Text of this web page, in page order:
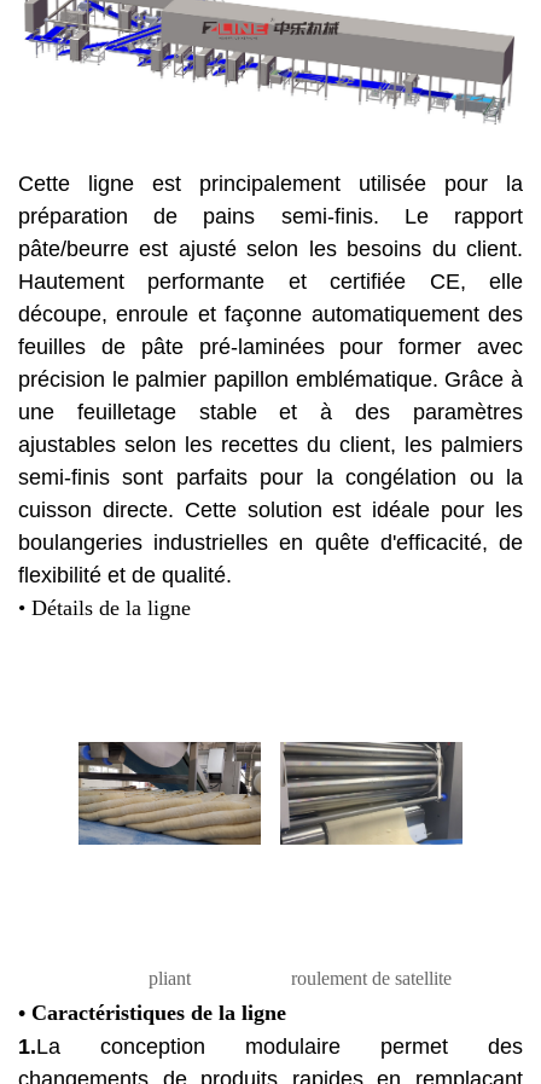
Cette ligne est principalement utilisée pour la
préparation de pains semi-finis. Le rapport
pâte/beurre est ajusté selon les besoins du client.
Hautement performante et certifiée CE, elle
découpe, enroule et façonne automatiquement des
feuilles de pâte pré-laminées pour former avec
précision le palmier papillon emblématique. Grâce à
une feuilletage stable et à des paramètres
ajustables selon les recettes du client, les palmiers
semi-finis sont parfaits pour la congélation ou la
cuisson directe. Cette solution est idéale pour les
boulangeries industrielles en quête d'efficacité, de
flexibilité et de qualité.
• Détails de la ligne
pliant roulement de satellite
• Caractéristiques de la ligne
1.La conception modulaire permet des